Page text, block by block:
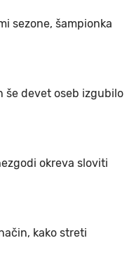
sezone, šampionka
še devet oseb izgubilo
okreva sloviti
kako streti